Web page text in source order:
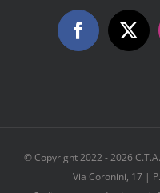
© Copyright 2022 -2026
Via Coronini, 17 |